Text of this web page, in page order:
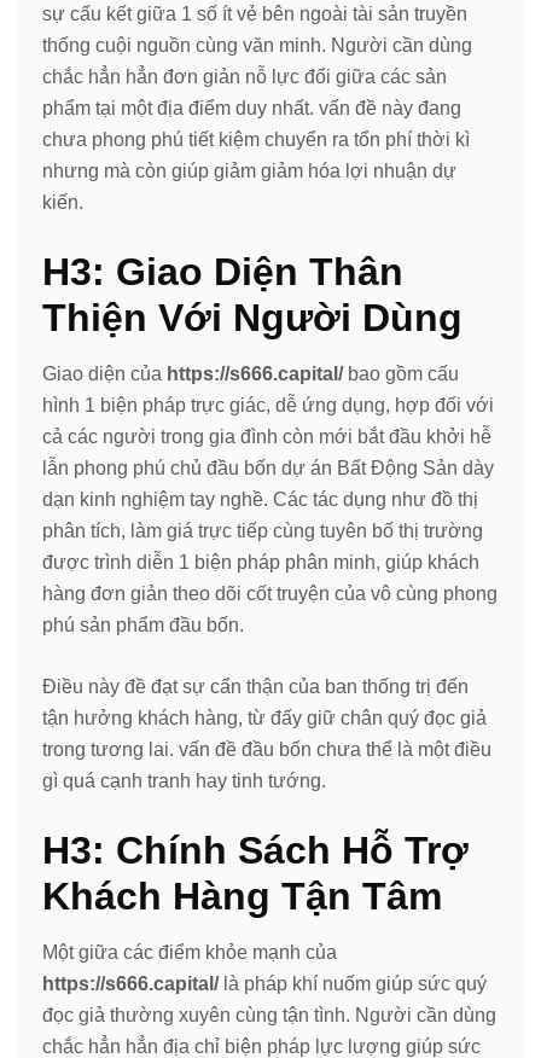
sự cấu kết giữa 1 số ít vẻ bên ngoài tài sản truyền
thống cuội nguồn cùng văn minh. Người cần dùng
chắc hẳn hẳn đơn giản nỗ lực đổi giữa các sản
phẩm tại một địa điểm duy nhất. vấn đề này đang
chưa phong phú tiết kiệm chuyển ra tổn phí thời kì
nhưng mà còn giúp giảm giảm hóa lợi nhuận dự
kiến.
H3: Giao Diện Thân
Thiện Với Người Dùng
Giao diện của https://s666.capital/bao gồm cấu
hình 1 biện pháp trực giác, dễ ứng dụng, hợp đối với
cả các người trong gia đình còn mới bắt đầu khởi hễ
lẫn phong phú chủ đầu bốn dự án Bất Động Sản dày
dạn kinh nghiệm tay nghề. Các tác dụng như đồ thị
phân tích, làm giá trực tiếp cùng tuyên bố thị trường
được trình diễn 1 biện pháp phân minh, giúp khách
hàng đơn giản theo dõi cốt truyện của vô cùng phong
phú sản phẩm đầu bốn.
Điều này đề đạt sự cẩn thận của ban thống trị đến
tận hưởng khách hàng, từ đấy giữ chân quý đọc giả
trong tương lai. vấn đề đầu bốn chưa thể là một điều
gì quá cạnh tranh hay tinh tướng.
H3: Chính Sách Hỗ Trợ
Khách Hàng Tận Tâm
Một giữa các điểm khỏe mạnh của
https://s666.capital/là pháp khí nuốm giúp sức quý
đọc giả thường xuyên cùng tận tình. Người cần dùng
chắc hẳn hẳn địa chỉ biện pháp lực lượng giúp sức